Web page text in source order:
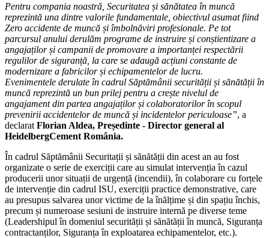
Pentru compania noastră, Securitatea și sănătatea în muncă
reprezintă una dintre valorile fundamentale, obiectivul asumat fiind
Zero accidente de muncă și îmbolnăviri profesionale. Pe tot
parcursul anului derulăm programe de instruire și conștientizare a
angajaților și campanii de promovare a importanței respectării
regulilor de siguranță, la care se adaugă acțiuni constante de
modernizare a fabricilor și echipamentelor de lucru.
Evenimentele derulate în cadrul Săptămânii securității și sănătății în
muncă reprezintă un bun prilej pentru a crește nivelul de
angajament din partea angajaților și colaboratorilor în scopul
prevenirii accidentelor de muncă și incidentelor periculoase”, a
declarat Florian Aldea, Președinte - Director general al
HeidelbergCement România.
În cadrul Săptămânii Securitații și sănătății din acest an au fost
organizate o serie de exerciții care au simulat intervenția în cazul
producerii unor situații de urgență (incendii), în colaborare cu forțele
de intervenție din cadrul ISU, exerciții practice demonstrative, care
au presupus salvarea unor victime de la înălțime și din spațiu închis,
precum și numeroase sesiuni de instruire internă pe diverse teme
(Leadershipul în domeniul securității și sănătății în muncă, Siguranța
contractanților, Siguranța în exploatarea echipamentelor, etc.).